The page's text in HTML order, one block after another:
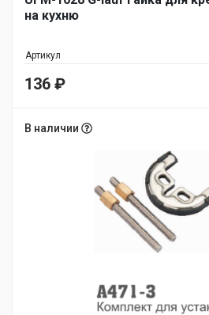
на кухню
Артикул
136 ₽
В наличии